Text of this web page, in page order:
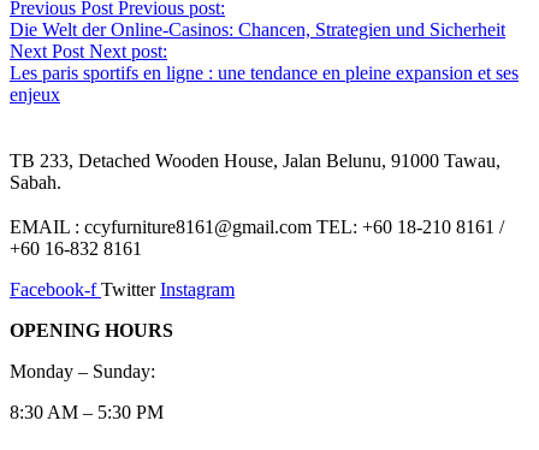
Previous Post Previous post:
Die Welt der Online-Casinos: Chancen, Strategien und Sicherheit
Next Post Next post:
Les paris sportifs en ligne : une tendance en pleine expansion et ses
enjeux
TB 233, Detached Wooden House, Jalan Belunu, 91000 Tawau,
Sabah.
EMAIL : ccyfurniture8161@gmail.com TEL: +60 18-210 8161 /
+60 16-832 8161
Facebook-f Twitter Instagram
OPENING HOURS
Monday – Sunday:
8:30 AM – 5:30 PM